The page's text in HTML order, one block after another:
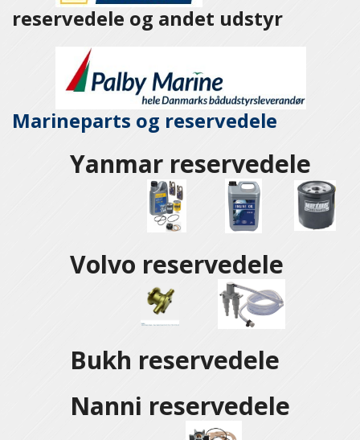
reservedele og andet udstyr
Marineparts og reservedele
Yanmar reservedele
Volvo reservedele
Bukh reservedele
Nanni reservedele